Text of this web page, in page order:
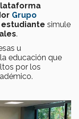
Grupo
estudiante simule
.
u
educación que
por los